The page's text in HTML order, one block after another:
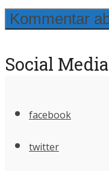
Social Media
facebook
twitter